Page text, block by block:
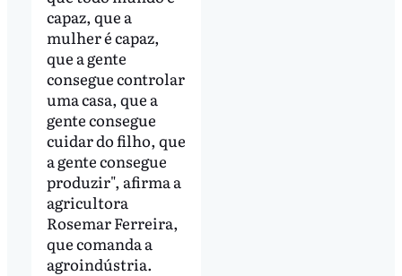
capaz, que a
mulher é capaz,
que a gente
consegue controlar
uma casa, que a
gente consegue
cuidar do filho, que
a gente consegue
produzir", afirma a
agricultora
Rosemar Ferreira,
que comanda a
agroindústria.